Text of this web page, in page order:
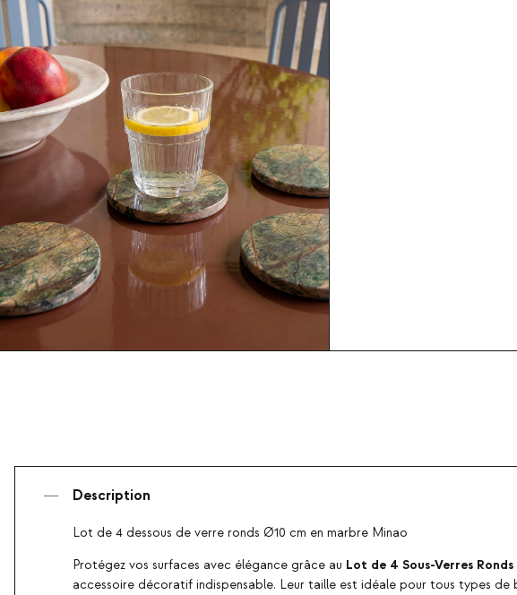
Description
Lot de 4 dessous de verre ronds Ø10 cm en marbre Minao
Protégez vos surfaces avec élégance grâce au Lot de 4 Sous-Verres Ronds
accessoire décoratif indispensable. Leur taille est idéale pour tous types de